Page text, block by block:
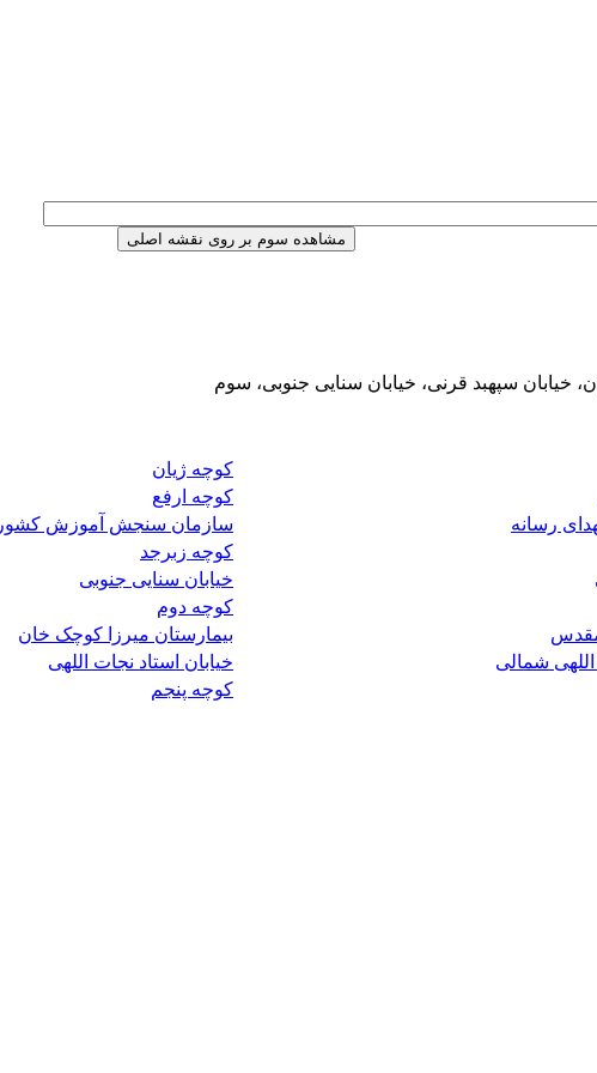
خیابان سپهبد قرنی، خیابان سنایی جنوبی، سوم
کوچه ژیان
کوچه ارفع
رسانه
سازمان سنجش آموزش کشور
کوچه زبرجد
خیابان سنایی جنوبی
کوچه دوم
بیمارستان میرزا کوچک خان
اللهی شمالی
خیابان استاد نجات اللهی
کوچه پنجم